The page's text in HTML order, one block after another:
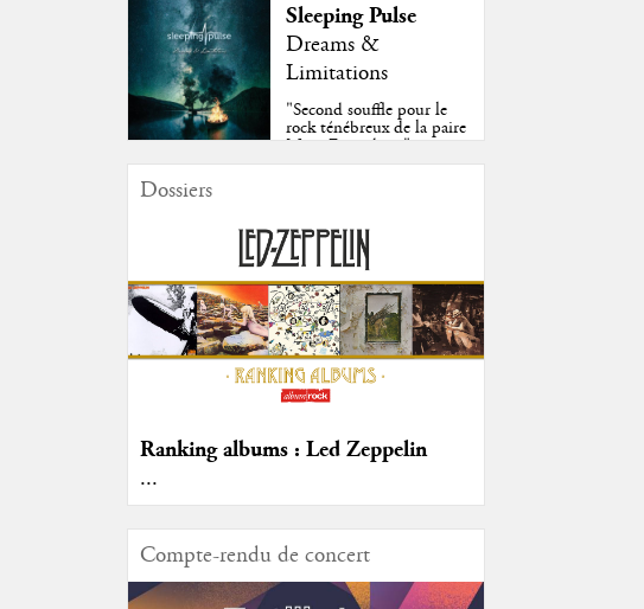
Sleeping Pulse
Dreams &
Limitations
"Second souffle pour le
rock ténébreux de la paire
Moss-Fazendeiro"
Dossiers
Ranking albums : Led Zeppelin
...
Compte-rendu de concert